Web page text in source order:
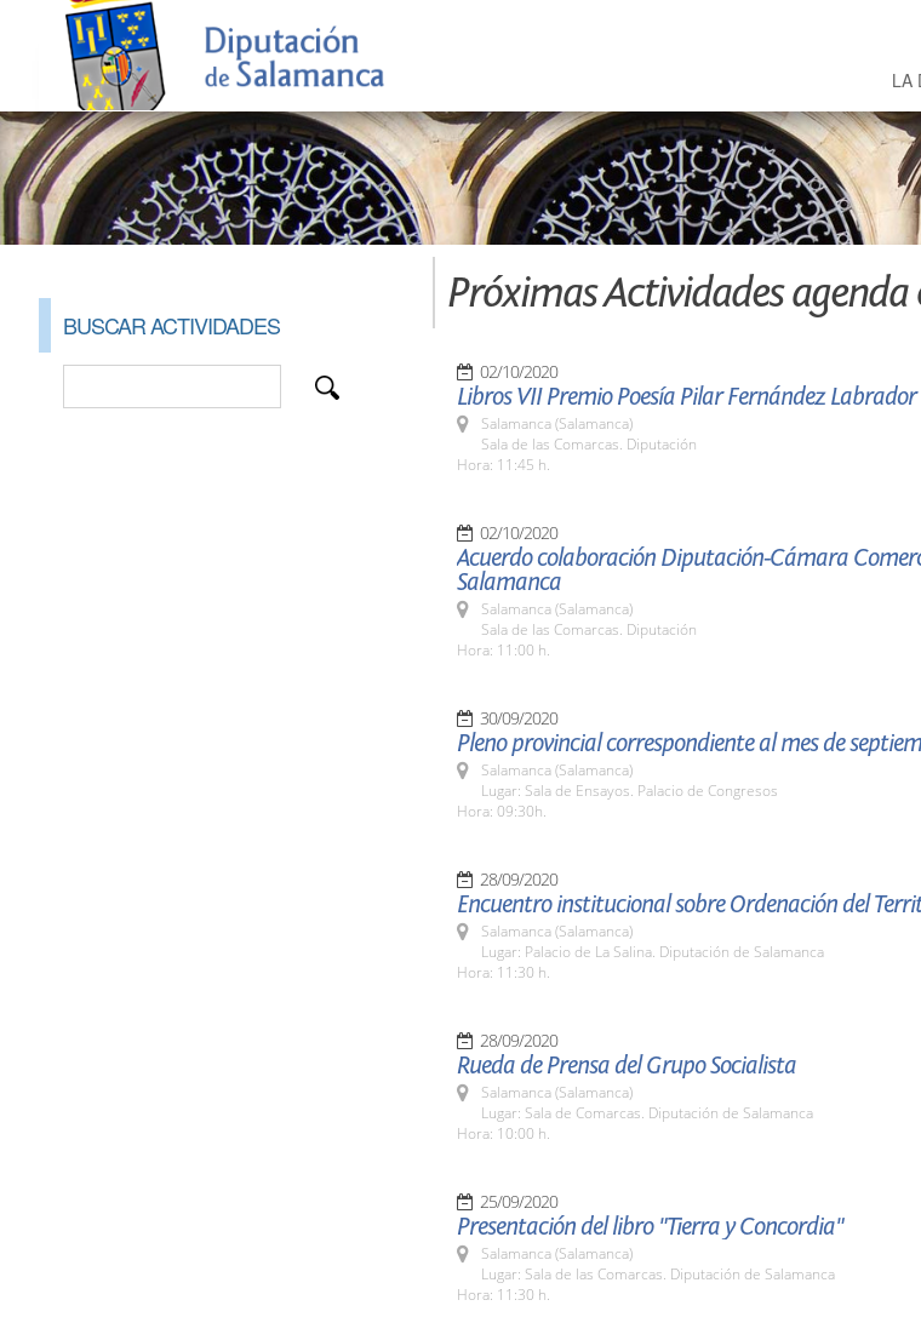
LA
BUSCAR ACTIVIDADES
Próximas Actividades
02/10/2020
Libros VII Premio Poesía Pilar Fernández Labrador
Salamanca (Salamanca)
Sala de las Comarcas. Diputación
Hora: 11:45 h.
02/10/2020
Acuerdo colaboración Diputación-Cámara
Salamanca
Salamanca (Salamanca)
Sala de las Comarcas. Diputación
Hora: 11:00 h.
30/09/2020
Pleno provincial correspondiente al mes de
Salamanca (Salamanca)
Lugar: Sala de Ensayos. Palacio de Congresos
Hora: 09:30h.
28/09/2020
Encuentro institucional sobre Ordenación del
Salamanca (Salamanca)
Lugar: Palacio de La Salina. Diputación de Salamanca
Hora: 11:30 h.
28/09/2020
Rueda de Prensa del Grupo Socialista
Salamanca (Salamanca)
Lugar: Sala de Comarcas. Diputación de Salamanca
Hora: 10:00 h.
25/09/2020
Presentación del libro "Tierra y Concordia"
Salamanca (Salamanca)
Lugar: Sala de las Comarcas. Diputación de Salamanca
Hora: 11:30 h.